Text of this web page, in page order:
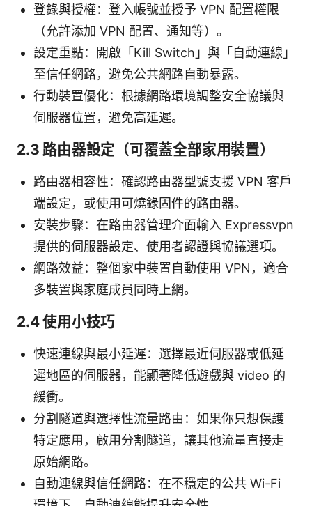
登錄與授權：登入帳號並授予 VPN 配置權限
（允許添加 VPN 配置、通知等）。
設定重點：開啟「Kill Switch」與「自動連線」
至信任網路，避免公共網路自動暴露。
行動裝置優化：根據網路環境調整安全協議與
伺服器位置，避免高延遲。
2.3 路由器設定（可覆蓋全部家用裝置）
路由器相容性：確認路由器型號支援 VPN 客戶
端設定，或使用可燒錄固件的路由器。
安裝步驟：在路由器管理介面輸入 Expressvpn
提供的伺服器設定、使用者認證與協議選項。
網路效益：整個家中裝置自動使用 VPN，適合
多裝置與家庭成員同時上網。
2.4 使用小技巧
快速連線與最小延遲：選擇最近伺服器或低延
遲地區的伺服器，能顯著降低遊戲與 video 的
緩衝。
分割隧道與選擇性流量路由：如果你只想保護
特定應用，啟用分割隧道，讓其他流量直接走
原始網路。
自動連線與信任網路：在不穩定的公共 Wi-Fi